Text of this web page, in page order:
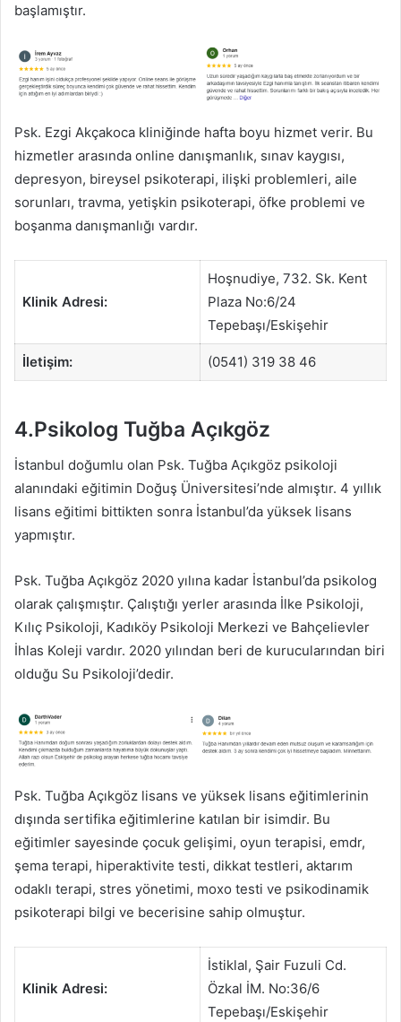
başlamıştır.
Psk. Ezgi Akçakoca kliniğinde hafta boyu hizmet verir. Bu
hizmetler arasında online danışmanlık, sınav kaygısı,
depresyon, bireysel psikoterapi, ilişki problemleri, aile
sorunları, travma, yetişkin psikoterapi, öfke problemi ve
boşanma danışmanlığı vardır.
Klinik Adresi:
Hoşnudiye, 732. Sk. Kent
Plaza No:6/24
Tepebaşı/Eskişehir
İletişim: (0541) 319 38 46
4.Psikolog Tuğba Açıkgöz
İstanbul doğumlu olan Psk. Tuğba Açıkgöz psikoloji
alanındaki eğitimin Doğuş Üniversitesi’nde almıştır. 4 yıllık
lisans eğitimi bittikten sonra İstanbul’da yüksek lisans
yapmıştır.
Psk. Tuğba Açıkgöz 2020 yılına kadar İstanbul’da psikolog
olarak çalışmıştır. Çalıştığı yerler arasında İlke Psikoloji,
Kılıç Psikoloji, Kadıköy Psikoloji Merkezi ve Bahçelievler
İhlas Koleji vardır. 2020 yılından beri de kurucularından biri
olduğu Su Psikoloji’dedir.
Psk. Tuğba Açıkgöz lisans ve yüksek lisans eğitimlerinin
dışında sertifika eğitimlerine katılan bir isimdir. Bu
eğitimler sayesinde çocuk gelişimi, oyun terapisi, emdr,
şema terapi, hiperaktivite testi, dikkat testleri, aktarım
odaklı terapi, stres yönetimi, moxo testi ve psikodinamik
psikoterapi bilgi ve becerisine sahip olmuştur.
Klinik Adresi:
İstiklal, Şair Fuzuli Cd.
Özkal İM. No:36/6
Tepebaşı/Eskişehir